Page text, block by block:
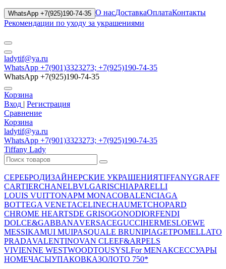
WhatsApp +7(925)190-74-35 О насДоставкаОплатаКонтакты
Рекомендации по уходу за украшениями
ladytif@ya.ru
WhatsApp +7(901)3323273; +7(925)190-74-35
WhatsApp +7(925)190-74-35
Корзина
Вход | Регистрация
Сравнение
Корзина
ladytif@ya.ru
WhatsApp +7(901)3323273; +7(925)190-74-35
Tiffany Lady
СЕРЕБРОДИЗАЙНЕРСКИЕ УКРАШЕНИЯTIFFANYGRAFF
CARTIERCHANELBVLGARISCHIAPARELLI
LOUIS VUITTONAPM MONACOBALENCIAGA
BOTTEGA VENETACELINECHAUMETCHOPARD
CHROME HEARTSDE GRISOGONODIORFENDI
DOLCE&GABBANAVERSACEGUCCIHERMESLOEWE
MESSIKAMUI MUIPASQUALE BRUNIPIAGETPOMELLATO
PRADAVALENTINOVAN CLEEF&ARPELS
VIVIENNE WESTWOODTOUSYSLFor MENАКСЕССУАРЫ
HOMEЧАСЫУПАКОВКАЗОЛОТО 750*